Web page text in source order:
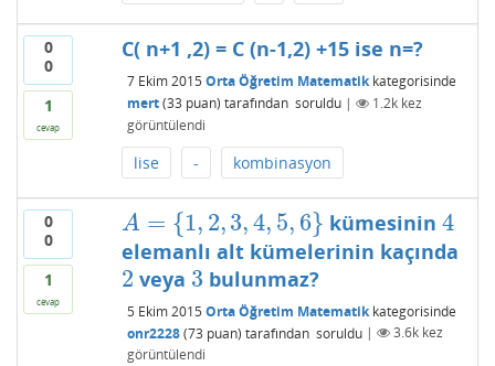
0
0
1
cevap
C( n+1 ,2) = C (n-1,2) +15 ise n=?
7 Ekim 2015 Orta Öğretim Matematikkategorisinde
mert (33 puan) tarafından soruldu | 1.2kkez
görüntülendi
lise - kombinasyon
0
0
1
cevap
A = {1, 2,3,4, 5, 6}
A= {1, 2, 3,4,5, 6} kümesinin 4
4
elemanlı alt kümelerinin kaçında
2
2 veya 3
3 bulunmaz?
5 Ekim 2015 Orta Öğretim Matematikkategorisinde
onr2228 (73 puan) tarafından soruldu | 3.6kkez
görüntülendi